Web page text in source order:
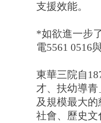
支援效能。
*如欲進一步
電5561 0516
東華三院自
才、扶幼導
及規模最大
社會、歷史